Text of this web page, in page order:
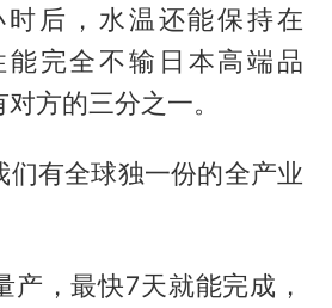
后，水温还能保持在
完全不输日本高端品
方的三分之一。
们有全球独一份的全产业
产，最快7天就能完成，